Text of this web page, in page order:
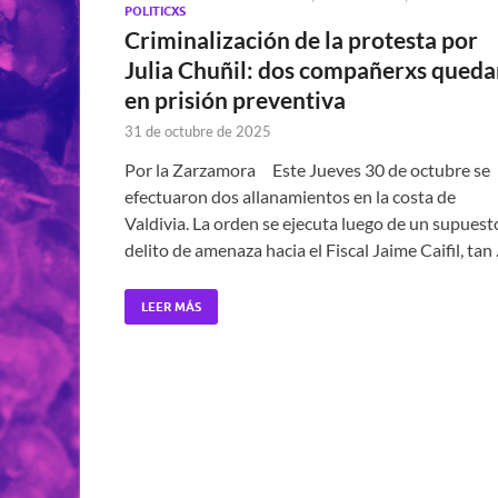
POLITICXS
Criminalización de la protesta por
Julia Chuñil: dos compañerxs
en prisión preventiva
31 de octubre de 2025
Por la Zarzamora Este Jueves 30 de octubre se
efectuaron dos allanamientos en la costa de
Valdivia. La orden se ejecuta luego de un
delito de amenaza hacia el Fiscal Jaime Caifil, tan …
LEER MÁS